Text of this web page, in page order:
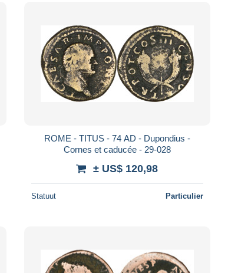
ROME - TITUS - 74 AD - Dupondius -
Cornes et caducée - 29-028
± US$ 120,98
Statuut Particulier